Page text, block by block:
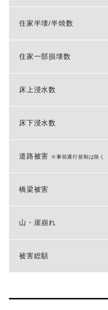
住家半壊/半焼数
住家一部損壊数
床上浸水数
床下浸水数
道路被害 ※事前通行規制は除く
橋梁被害
山・崖崩れ
被害総額